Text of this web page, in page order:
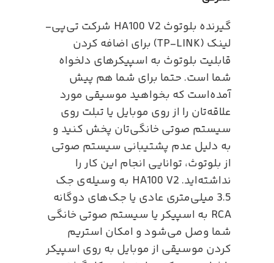
گیرنده بلوتوث HA100 V2 شرکت تی‌پی-
لینک (TP-LINK) برای اضافه کردن
قابلیت بلوتوث به اسپیکرهای دلخواه
شما است. حتما برای شما هم پیش
آمده‌است که بخواهید موسیقی مورد
علاقه‌تان را از روی موبایل یا تبلت روی
سیستم صوتی خانگی‌تان پخش کنید و
به دلیل عدم پشتیبانی سیستم صوتی
از بلوتوث، توانایی انجام این کار را
نداشته‌اید. HA100 V2 به وسیله‌ی جک
3.5 میلی‌متری عادی یا جک‌های دوگانه
RCA به اسپیکر یا سیستم صوتی خانگی
شما وصل می‌شود و امکان استریم
کردن موسیقی از موبایل به روی اسپیکر